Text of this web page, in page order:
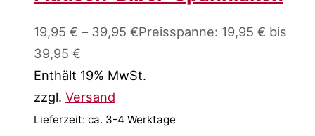
19,95 € – 39,95 €Preisspanne: 19,95 € bis
39,95 €
Enthält 19% MwSt.
zzgl. Versand
Lieferzeit: ca. 3-4 Werktage